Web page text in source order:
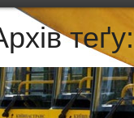
теґу: